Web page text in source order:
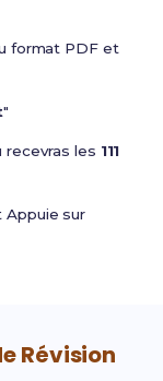
format PDF et
"
recevras les 111
Appuie sur
Révision